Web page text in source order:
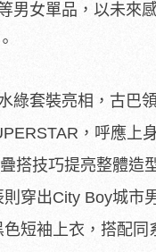
男女單品， 以未來
綠套裝亮相， 古巴
， 呼應上
搭技巧提亮整體造
穿出City Boy城市
短袖上衣，搭配同